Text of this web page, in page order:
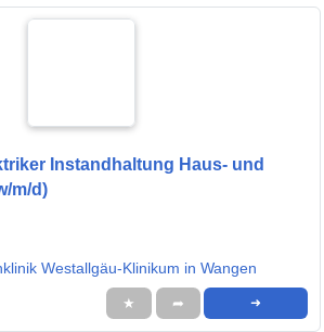
Instandhaltung Haus- und
m/d)
Westallgäu-Klinikum in Wangen
★ ➦ ➜